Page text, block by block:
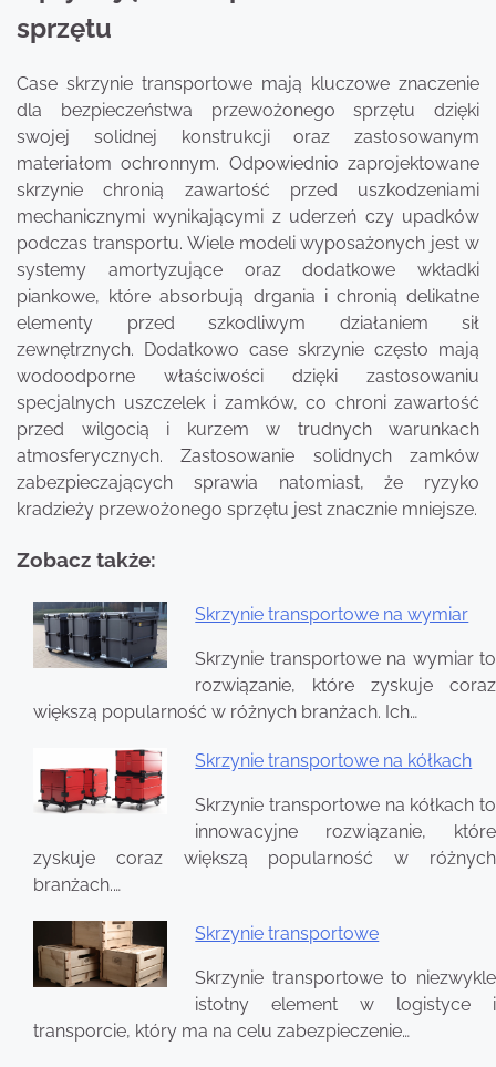
sprzętu
Case skrzynie transportowe mają kluczowe znaczenie
dla bezpieczeństwa przewożonego sprzętu dzięki
swojej solidnej konstrukcji oraz zastosowanym
materiałom ochronnym. Odpowiednio zaprojektowane
skrzynie chronią zawartość przed uszkodzeniami
mechanicznymi wynikającymi z uderzeń czy upadków
podczas transportu. Wiele modeli wyposażonych jest w
systemy amortyzujące oraz dodatkowe wkładki
piankowe, które absorbują drgania i chronią delikatne
elementy przed szkodliwym działaniem sił
zewnętrznych. Dodatkowo case skrzynie często mają
wodoodporne właściwości dzięki zastosowaniu
specjalnych uszczelek i zamków, co chroni zawartość
przed wilgocią i kurzem w trudnych warunkach
atmosferycznych. Zastosowanie solidnych zamków
zabezpieczających sprawia natomiast, że ryzyko
kradzieży przewożonego sprzętu jest znacznie mniejsze.
Zobacz także:
Skrzynie transportowe na wymiar
Skrzynie transportowe na wymiar to
rozwiązanie, które zyskuje coraz
większą popularność w różnych branżach. Ich…
Skrzynie transportowe na kółkach
Skrzynie transportowe na kółkach to
innowacyjne rozwiązanie, które
zyskuje coraz większą popularność w różnych
branżach.…
Skrzynie transportowe
Skrzynie transportowe to niezwykle
istotny element w logistyce i
transporcie, który ma na celu zabezpieczenie…
Nawigacja